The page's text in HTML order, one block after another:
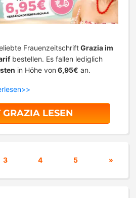
FrauenzeitschriftGrazia im
bestellen. Es fallen lediglich
in Höhe von 6,95€ an.
GRAZIA LESEN
3 4 5 »